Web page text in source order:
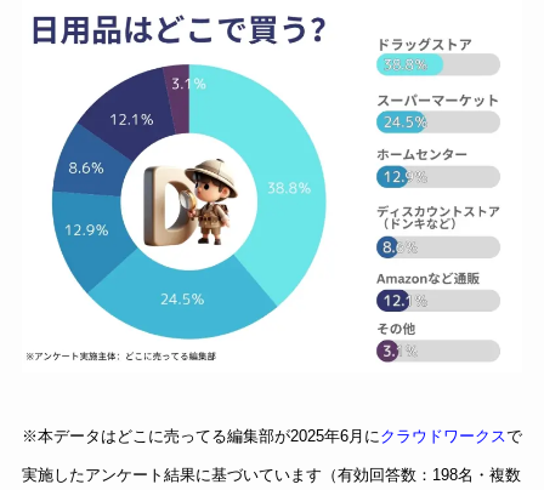
※本データはどこに売ってる編集部が2025年6月にクラウドワークスで
実施したアンケート結果に基づいています（有効回答数：198名・複数